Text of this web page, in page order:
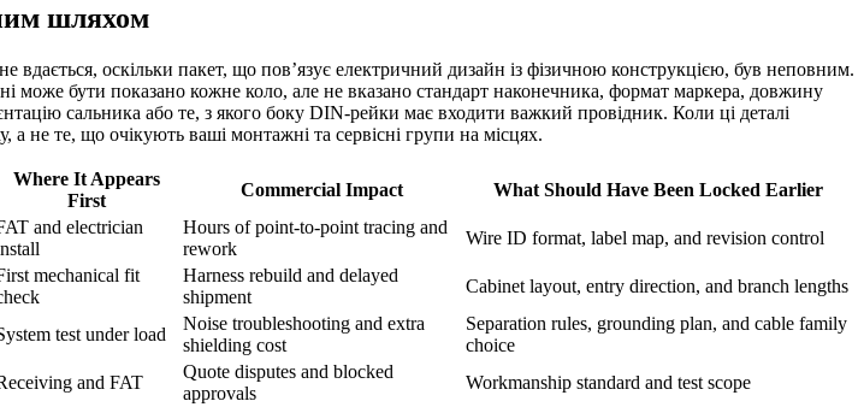
шляхом
оскільки пакет, що пов’язує електричний дизайн із фізичною конструкцією, був неповним.
бути показано кожне коло, але не вказано стандарт наконечника, формат маркера, довжину
сальника або те, з якого боку DIN-рейки має входити важкий провідник. Коли ці деталі
не те, що очікують ваші монтажні та сервісні групи на місцях.
Where It Appears
First
Commercial Impact What Should Have Been Locked Earlier
and electrician
Hours of point-to-point tracing and
rework
Wire ID format, label map, and revision control
mechanical fit
Harness rebuild and delayed
shipment
Cabinet layout, entry direction, and branch lengths
test under load
Noise troubleshooting and extra
shielding cost
Separation rules, grounding plan, and cable family
choice
and FAT
Quote disputes and blocked
approvals
Workmanship standard and test scope